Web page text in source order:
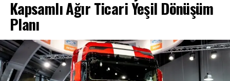
Kapsamlı Ağır Ticari Yeşil Dönüşüm
Planı